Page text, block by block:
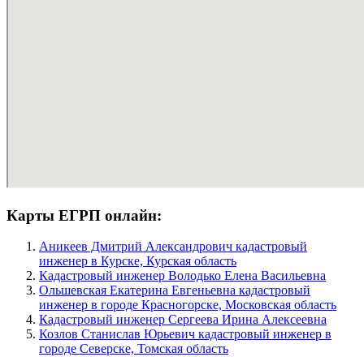
Карты ЕГРП онлайн:
Аникеев Дмитрий Александрович кадастровый
инженер в Курске, Курская область
Кадастровый инженер Володько Елена Васильевна
Ольшевская Екатерина Евгеньевна кадастровый
инженер в городе Красногорске, Московская область
Кадастровый инженер Сергеева Ирина Алексеевна
Козлов Станислав Юрьевич кадастровый инженер в
городе Северске, Томская область